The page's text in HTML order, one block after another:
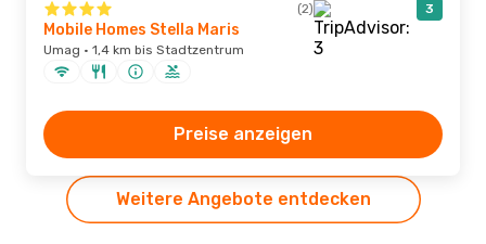
(2) 3
Mobile Homes Stella Maris
Umag · 1,4 km bis Stadtzentrum
Preise anzeigen
Weitere Angebote entdecken